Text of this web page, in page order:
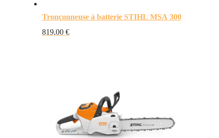
Tronçonneuse à batterie STIHL MSA 300
819,00 €